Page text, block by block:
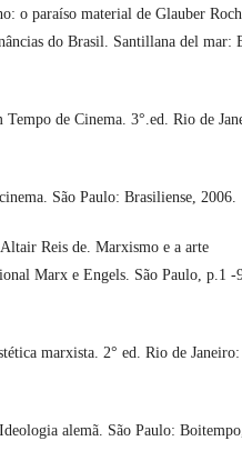
o paraíso material de Glauber
do Brasil. Santillana del mar:
de Cinema. 3°.ed. Rio de
São Paulo: Brasiliense, 2006.
Reis de. Marxismo e a arte
Marx e Engels. São Paulo, p.1 -
marxista. 2° ed. Rio de Janeiro:
alemã. São Paulo: